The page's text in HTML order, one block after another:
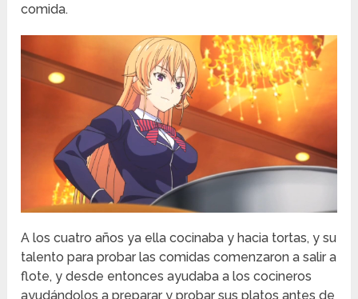
comida.
A los cuatro años ya ella cocinaba y hacia tortas, y su
talento para probar las comidas comenzaron a salir a
flote, y desde entonces ayudaba a los cocineros
ayudándolos a preparar y probar sus platos antes de